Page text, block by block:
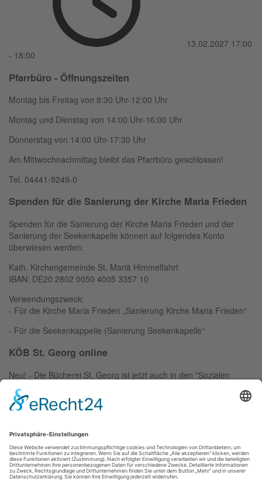
13.02.2027 17:00
- 18:00
Pfarrbüro - Öffnungszeiten
Montag bis Freitag von 8:30 Uhr-12:00 Uhr
Montag und Dienstag von 14:00 Uhr-16:00 Uhr
Donnerstag von 14:00 Uhr-17:30 Uhr
Am Mittwochnachmittag bleibt das Pfarrbüro geschlossen!
Tel. 04441-9249-0
Spenden für die Sanierung der Kirche Maria Frieden
Spenden für die Sanierung der Kirche Maria Frieden und der
Sanierung der Seekenkapelle können auf folgendes Konto
überwiesen werden:
Kath. Kirchengemeinde St. Mariä Himmelfahrt
IBAN: DE20 2802 0050 4005 3357 10
Verwendungszweck:
- Für die Kirche Maria Frieden „Sanierung Kirche Maria Frieden“
- Für die Seekenkappelle (Sanierung Seekenkapelle“
KÖB St. Georg online
Neu! - Die Bücherei St. Georg ist jetzt auch in den "Sozialen
Medien". Einfach das Logo anklicken: